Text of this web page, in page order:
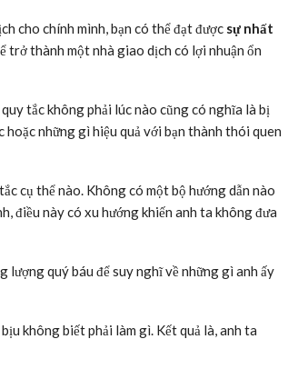
cho chính mình, bạn có thể đạt được sự nhất
trở thành một nhà giao dịch có lợi nhuận ổn
tắc không phải lúc nào cũng có nghĩa là bị
những gì hiệu quả với bạn thành thói quen
cụ thể nào. Không có một bộ hướng dẫn nào
điều này có xu hướng khiến anh ta không đưa
quý báu để suy nghĩ về những gì anh ấy
không biết phải làm gì. Kết quả là, anh ta